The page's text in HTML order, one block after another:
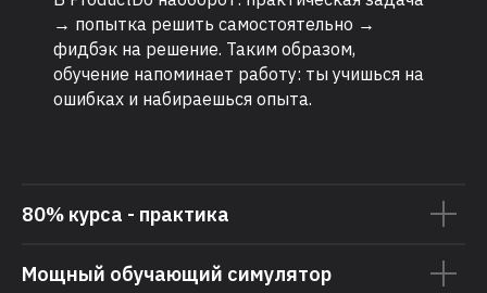
→ попытка решить самостоятельно →
фидбэк на решение. Таким образом,
обучение напоминает работу: ты учишься на
ошибках и набираешься опыта.
80% курса - практика
Мощный обучающий симулятор